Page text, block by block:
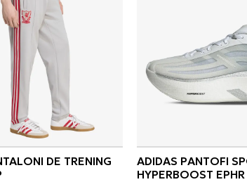
DE TRENING
ADIDAS PANTOFI
HYPERBOOST EPHR